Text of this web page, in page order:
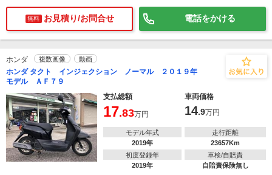
無料 お見積り/お問合せ 電話をかける
ホンダ 複数画像 動画
ホンダ タクト インジェクション ノーマル ２０１９年
モデル ＡＦ７９
支払総額
車両価格
17.83万円 14.9万円
モデル年式
2019年
走行距離
23657Km
初度登録年
2019年
車検/自賠責
自賠責保険無し
車種
型式(任意)
走行距離(任意)